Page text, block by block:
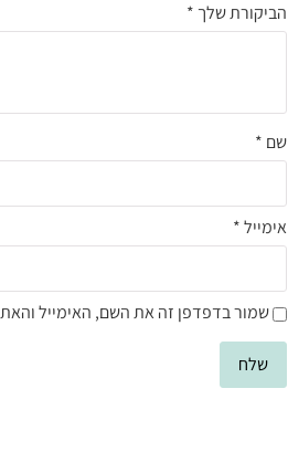
הביקורת שלך *
שם *
אימייל*
שמור בדפדפן זה את השם, האימייל